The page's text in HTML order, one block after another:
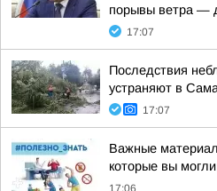
порывы ветра —
17:07
Последствия
устраняют в
17:07
Важные
которые вы
17:06